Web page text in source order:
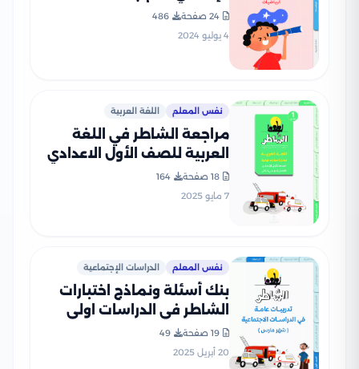
24 صفحة
486
4 يوليو 2024
نفس المعلم اللغة العربية
مراجعة الشاطر في اللغة
العربية للصف الأول الاعدادي
بالاجابات
18 صفحة
164
7 مايو 2025
نفس المعلم الدراسات الإجتماعية
بنك أسئلة ونماذج اختبارات
الشاطر في الدراسات اولى
اعدادي منهج شهر مارس
2025 بصيغة PDF
19 صفحة
49
20 أبريل 2025